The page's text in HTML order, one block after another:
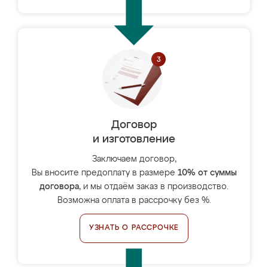
Договор
и изготовление
Заключаем договор,
Вы вносите предоплату в размере 10% от суммы
договора, и мы отдаём заказ в производство.
Возможна оплата в рассрочку без %.
УЗНАТЬ О РАССРОЧКЕ